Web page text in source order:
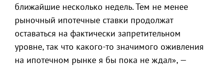
ближайшие несколько недель. Тем не менее
рыночный ипотечные ставки продолжат
оставаться на фактически запретительном
уровне, так что какого-то значимого оживления
на ипотечном рынке я бы пока не ждал», —